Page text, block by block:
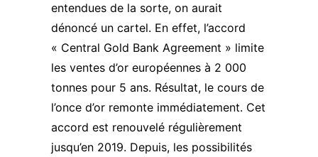
entendues de la sorte, on aurait
dénoncé un cartel. En effet, l’accord
« Central Gold Bank Agreement » limite
les ventes d’or européennes à 2 000
tonnes pour 5 ans. Résultat, le cours de
l’once d’or remonte immédiatement. Cet
accord est renouvelé régulièrement
jusqu’en 2019. Depuis, les possibilités